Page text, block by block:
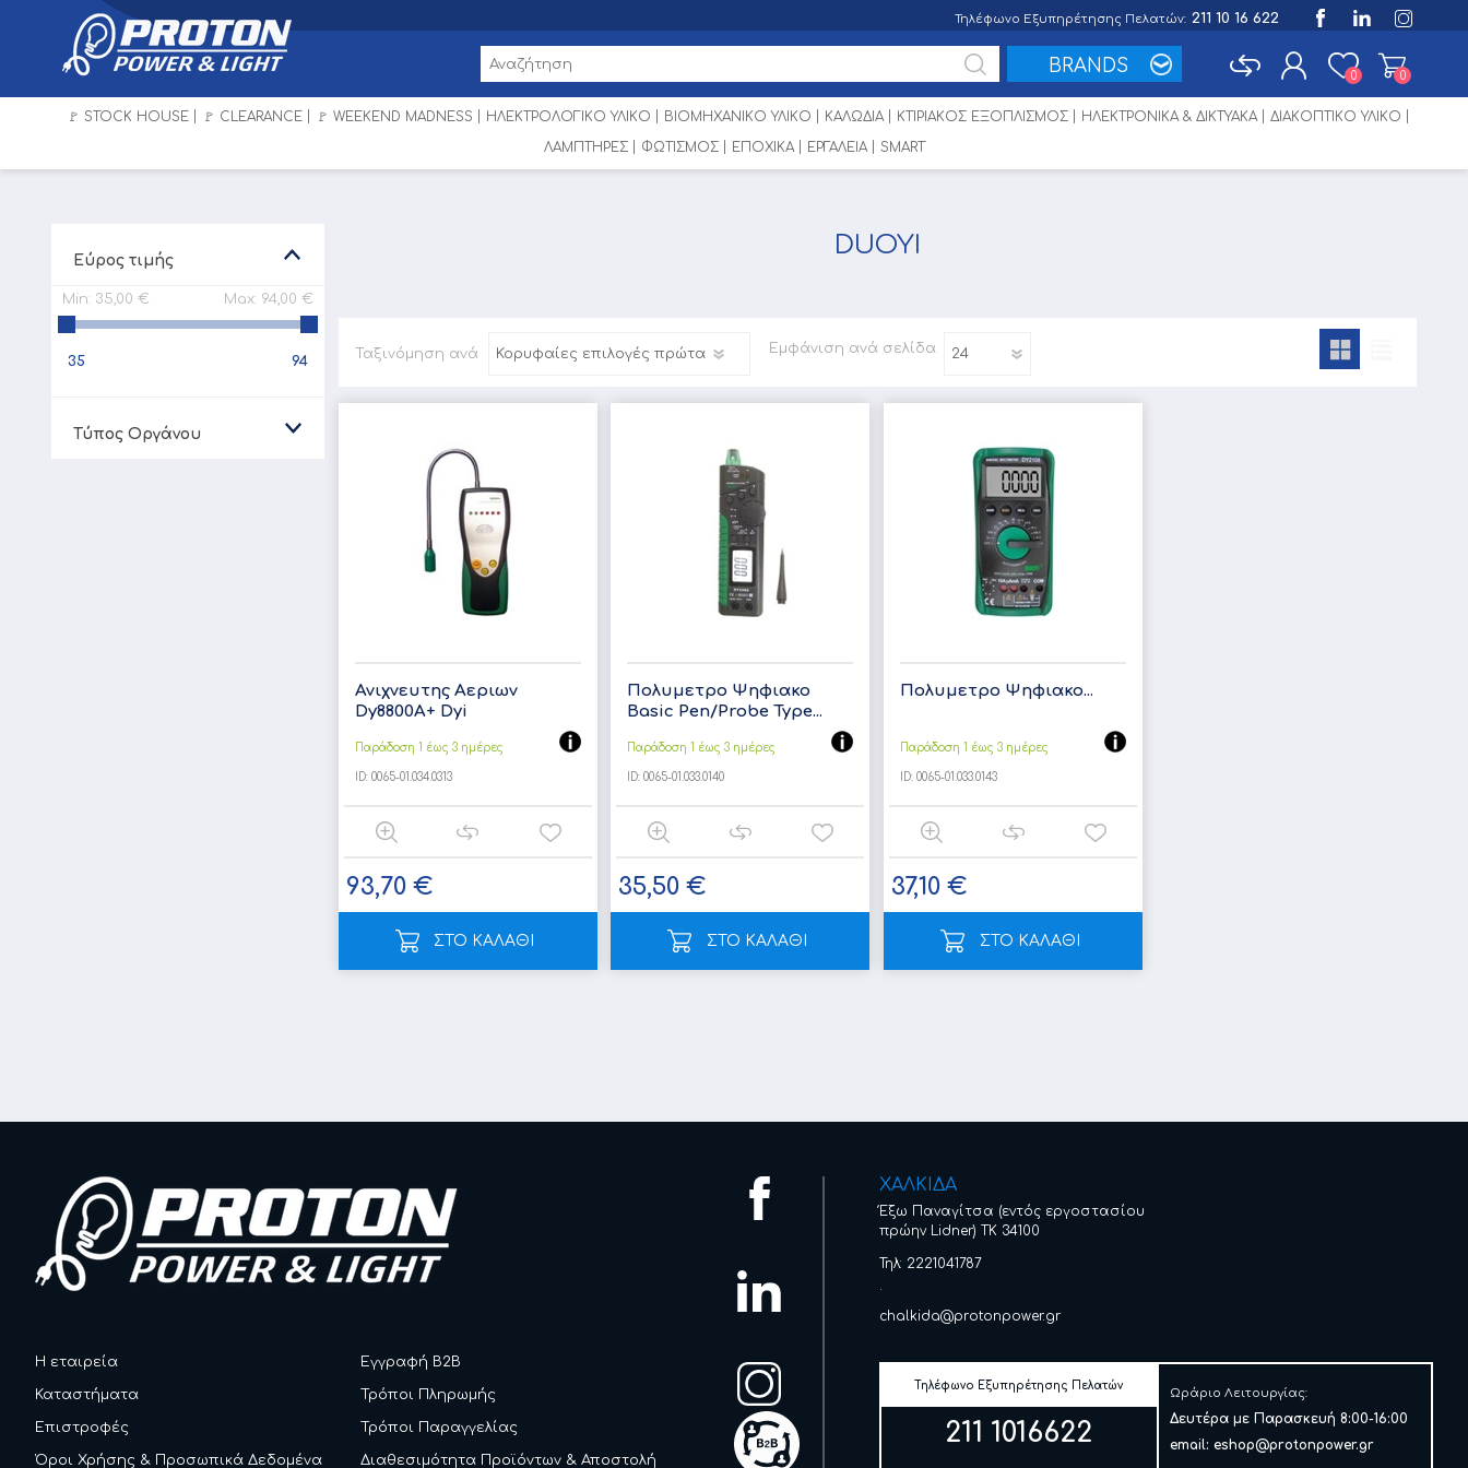
Τηλέφωνο Εξυπηρέτησης Πελατών: 211 10 16 622
BRANDS 0 0
🚩 STOCK HOUSE 🚩 CLEARANCE 🚩 WEEKEND MADNESS ΗΛΕΚΤΡΟΛΟΓΙΚΟ ΥΛΙΚΟ ΒΙΟΜΗΧΑΝΙΚΟ ΥΛΙΚΟ ΚΑΛΩΔΙΑ ΚΤΙΡΙΑΚΟΣ ΕΞΟΠΛΙΣΜΟΣ ΗΛΕΚΤΡΟΝΙΚΑ & ΔΙΚΤΥΑΚΑ
ΔΙΑΚΟΠΤΙΚΟ ΥΛΙΚΟ
ΛΑΜΠΤΗΡΕΣ
ΦΩΤΙΣΜΟΣ ΕΠΟΧΙΚΑ ΕΡΓΑΛΕΙΑ SMART
DUOYI
Ταξινόμηση ανά Εμφάνιση ανά σελίδα
Ανιχνευτης Αεριων
Dy8800A+ Dyi
Παράδοση 1 έως 3 ημέρες
ID:0065-01.034.0313
93,70 €
ΣΤΟ ΚΑΛΑΘΙ
Πολυμετρο Ψηφιακο
Basic Pen/Probe Type...
Παράδοση 1 έως 3 ημέρες
ID: 0065-01.033.0140
35,50 €
ΣΤΟ ΚΑΛΑΘΙ
Πολυμετρο Ψηφιακο...
Παράδοση 1 έως 3 ημέρες
ID: 0065-01.033.0143
37,10 €
ΣΤΟ ΚΑΛΑΘΙ
Εύρος τιμής
Min: 35,00 € Max: 94,00 €
35 94
Τύπος Οργάνου
Η εταιρεία
Καταστήματα
Επιστροφές
Όροι Χρήσης & Προσωπικά Δεδομένα
Εγγραφή B2B
Τρόποι Πληρωμής
Τρόποι Παραγγελίας
Διαθεσιμότητα Προϊόντων & Αποστολή
ΧΑΛΚΙΔΑ
Έξω Παναγίτσα (εντός εργοστασίου
πρώην Lidner) ΤΚ 34100
Τηλ: 2221041787
.
chalkida@protonpower.gr
Τηλέφωνο Εξυπηρέτησης Πελατών
211 1016622
Ωράριο Λειτουργίας:
Δευτέρα με Παρασκευή 8:00-16:00
email: eshop@protonpower.gr